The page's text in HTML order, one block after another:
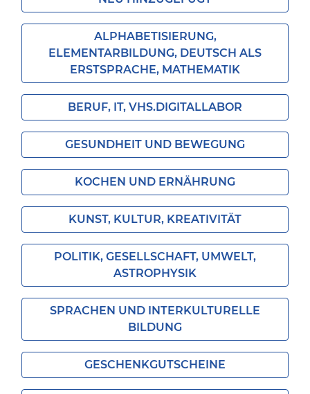
ALPHABETISIERUNG,
ELEMENTARBILDUNG, DEUTSCH ALS
ERSTSPRACHE, MATHEMATIK
BERUF, IT, VHS.DIGITALLABOR
GESUNDHEIT UND BEWEGUNG
KOCHEN UND ERNÄHRUNG
KUNST, KULTUR, KREATIVITÄT
POLITIK, GESELLSCHAFT, UMWELT,
ASTROPHYSIK
SPRACHEN UND INTERKULTURELLE
BILDUNG
GESCHENKGUTSCHEINE